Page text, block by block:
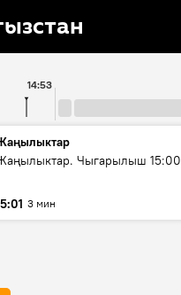
14:53
Чыгарылыш 15:00
3 мин